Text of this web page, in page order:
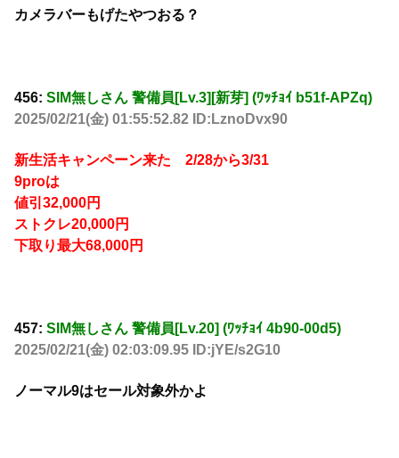
カメラバーもげたやつおる？
456: SIM無しさん 警備員[Lv.3][新芽] (ﾜｯﾁｮｲ b51f-APZq)
2025/02/21(金) 01:55:52.82 ID:LznoDvx90
新生活キャンペーン来た 2/28から3/31
9proは
値引32,000円
ストクレ20,000円
下取り最大68,000円
457: SIM無しさん 警備員[Lv.20] (ﾜｯﾁｮｲ 4b90-00d5)
2025/02/21(金) 02:03:09.95 ID:jYE/s2G10
ノーマル9はセール対象外かよ